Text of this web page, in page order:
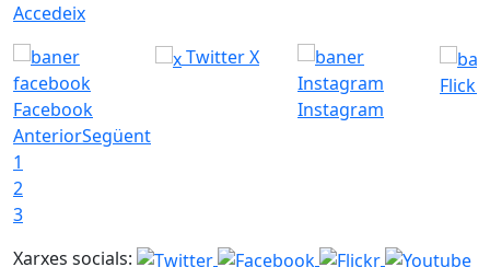
Accedeix
Facebook
Twitter X
Instagram
Flickr
AnteriorSegüent
1
2
3
Xarxes socials: